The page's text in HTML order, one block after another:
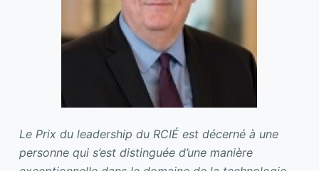
Le Prix du leadership du RCIÉ est décerné à une
personne qui s’est distinguée d’une manière